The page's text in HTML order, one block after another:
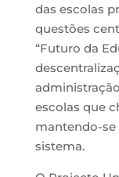
das escolas
questões
“Futuro da
escolas que
mantendo-se
sistema.